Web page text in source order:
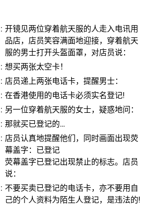
: 开镜见两位穿着航天服的人走入电讯用
品店，店员笑容满面地迎接，穿着航天
服的男士打开头盔面罩，对店员说：
: 想买两张太空卡！
: 店员递上两张电话卡，提醒男士：
: 在香港使用的电话卡必须实名登记!
: 另一位穿着航天服的女士，疑惑地问：
: 那就买已登记的…
: 店员认真地提醒他们，同时画面出现荧
幕盖字：已登记
荧幕盖字已登记出现禁止的标志。店员
说：
: 不要买卖已登记的电话卡，亦不要用自
己的个人资料为陌生人登记，是违法的!